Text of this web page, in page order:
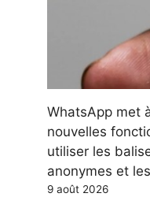
WhatsApp met
nouvelles
utiliser les
anonymes et
9 août 2026